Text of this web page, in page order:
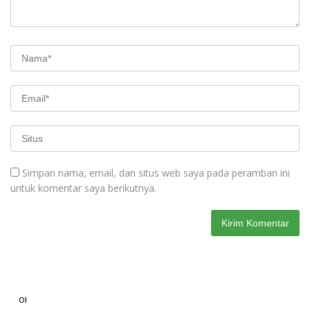
Simpan nama, email, dan situs web saya pada peramban ini
untuk komentar saya berikutnya.
oi